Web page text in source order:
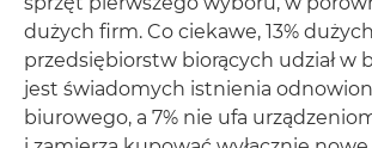
dużych firm. Co ciekawe, 13% dużych
przedsiębiorstw biorących udział w
jest świadomych istnienia
biurowego, a 7% nie ufa